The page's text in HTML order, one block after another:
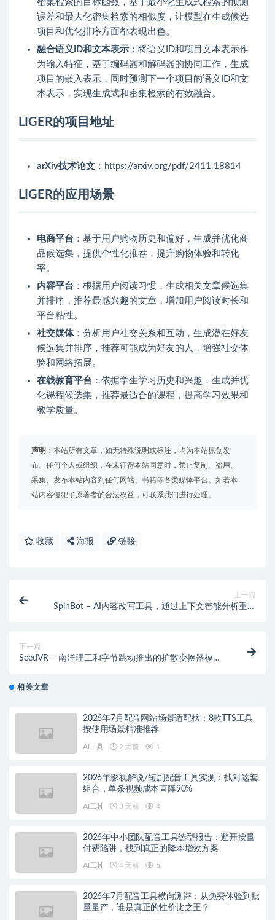
密集检索的目标函数，基于最小化生成式检索的预测
误差和最大化密集检索的相似度，让模型在生成候选
项目和优化排序方面都表现出色。
融合语义ID和文本表示 ：将语义ID和项目文本表示作
为输入特征，基于编码器和解码器的协同工作，生成
项目的嵌入表示，同时预测下一个项目的语义ID和文
本表示，实现生成式和密集检索的有效融合。
LIGER的项目地址
arXiv技术论文 ：https://arxiv.org/pdf/2411.18814
LIGER的应用场景
电商平台 ：基于用户购物历史和偏好，生成并优化商
品候选集，提供个性化推荐，提升购物体验和转化
率。
内容平台 ：根据用户阅读习惯，生成相关文章候选集
并排序，推荐最感兴趣的文章，增加用户阅读时长和
平台粘性。
社交媒体：分析用户社交关系和互动，生成潜在好友
候选集并排序，推荐可能成为好友的人，增强社交体
验和网络拓展。
在线教育平台 ：依据学生学习历史和兴趣，生成并优
化课程候选集，推荐最适合的课程，提高学习效果和
教学质量。
声明： 本站所有文章，如无特殊说明或标注，均为本站原创发
布。任何个人或组织，在未征得本站同意时，禁止复制、盗用、
采集、发布本站内容到任何网站、书籍等各类媒体平台。如若本
站内容侵犯了原著者的合法权益，可联系我们进行处理。
收藏 海报 链接
上一篇
SpinBot – AI内容改写工具，通过上下文智能分析重构
下一篇
SeedVR – 南洋理工和字节跳动推出的扩散变换器模
相关文章
2026年7月配音网站场景适配榜：8款TTS工具
按使用场景精准推荐
AI工具 2 天前 1
2026年影视解说/短剧配音工具实测：找对这套
组合，单条视频成本直降90%
AI工具 3 天前 4
2026年中小团队配音工具选型报告：避开按量
付费陷阱，找到真正的降本增效方案
AI工具 4 天前 5
2026年7月配音工具横向测评：从免费体验到批
量量产，谁是真正的性价比之王？